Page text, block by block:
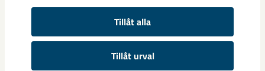
Tillåt alla
Tillåt urval